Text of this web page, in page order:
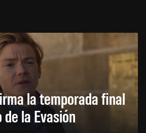
la temporada final
la Evasión